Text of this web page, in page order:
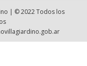
| © 2022 Todos los